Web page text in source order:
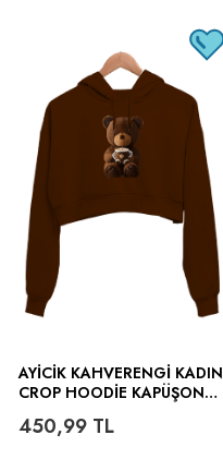
AYICIK KAHVERENGI KADIN
CROP HOODIE KAPÜŞONLU
450,99 TL